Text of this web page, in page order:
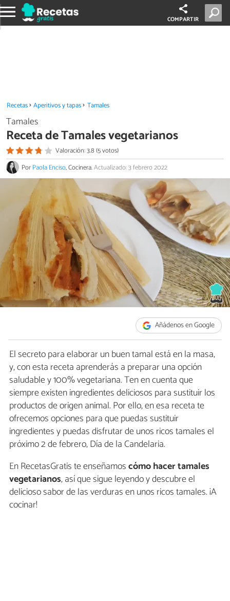
COMPARTIR
Recetas Aperitivos y tapas Tamales
Tamales
Receta de Tamales vegetarianos
Valoración: 3.8 (5 votos)
PorPaola Enciso, Cocinera.Actualizado: 3 febrero 2022
Añádenos en Google
El secreto para elaborar un buen tamal está en la masa,
y, con esta receta aprenderás a preparar una opción
saludable y 100% vegetariana. Ten en cuenta que
siempre existen ingredientes deliciosos para sustituir los
productos de origen animal. Por ello, en esa receta te
ofrecemos opciones para que puedas sustituir
ingredientes y puedas disfrutar de unos ricos tamales el
próximo 2 de febrero, Día de la Candelaria.
En RecetasGratis te enseñamoscómo hacer tamales
vegetarianos, así que sigue leyendo y descubre el
delicioso sabor de las verduras en unos ricos tamales. ¡A
cocinar!